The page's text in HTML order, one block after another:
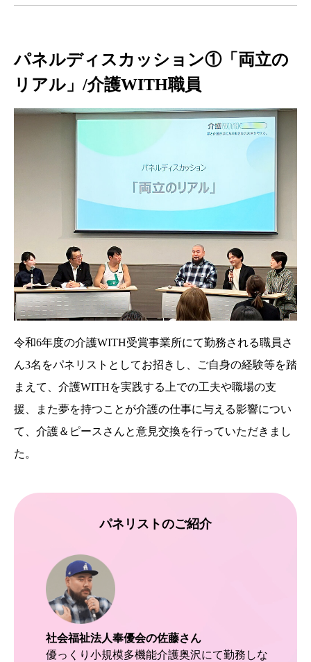
パネルディスカッション①「両立の
リアル」/介護WITH職員
令和6年度の介護WITH受賞事業所にて勤務される職員さ
ん3名をパネリストとしてお招きし、ご自身の経験等を踏
まえて、介護WITHを実践する上での工夫や職場の支
援、また夢を持つことが介護の仕事に与える影響につい
て、介護＆ピースさんと意見交換を行っていただきまし
た。
パネリストのご紹介
社会福祉法人奉優会の佐藤さん
優っくり小規模多機能介護奥沢にて勤務しな